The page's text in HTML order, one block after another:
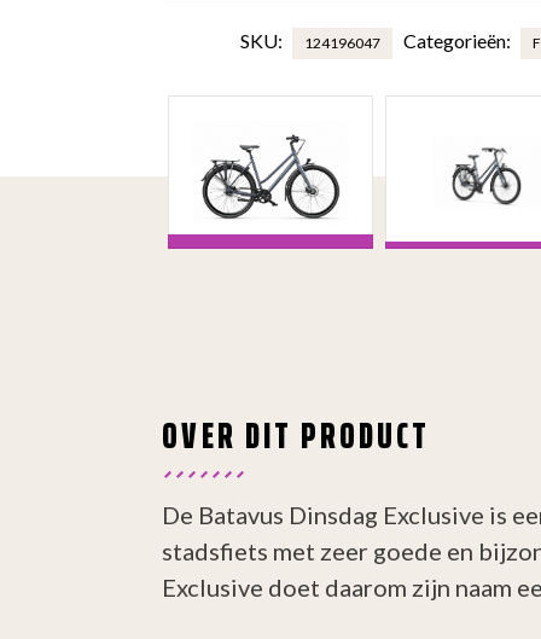
SKU: 124196047 Categorieën:
OVER DIT PRODUCT
De Batavus Dinsdag Exclusive is
stadsfiets met zeer goede en
Exclusive doet daarom zijn naam